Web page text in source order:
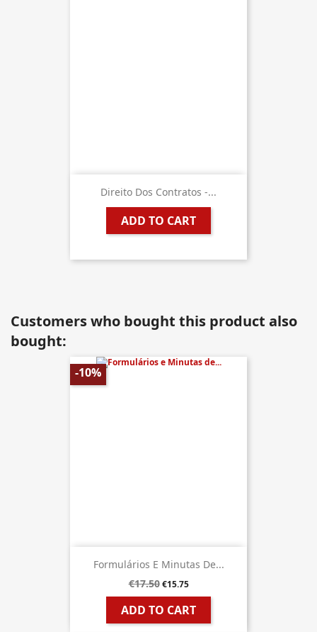
Direito Dos Contratos -...
ADD TO CART
Customers who bought this product also
bought:
Formulários E Minutas De...
€17.50 €15.75
ADD TO CART
-10%